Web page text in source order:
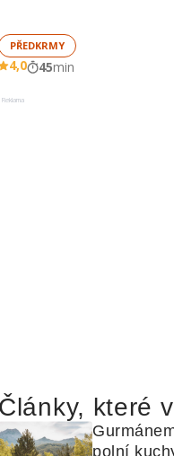
PŘEDKRMY
4,0 45min
Reklama
Články, které
polní